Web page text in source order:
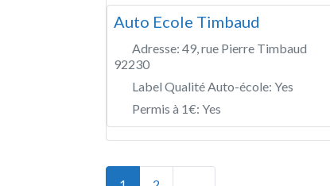
Auto Ecole Timbaud
Adresse: 49, rue Pierre Timbaud
92230
Label Qualité Auto-école: Yes
Permis à 1€: Yes